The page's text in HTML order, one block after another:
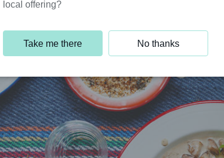
local offering?
Take me there No thanks